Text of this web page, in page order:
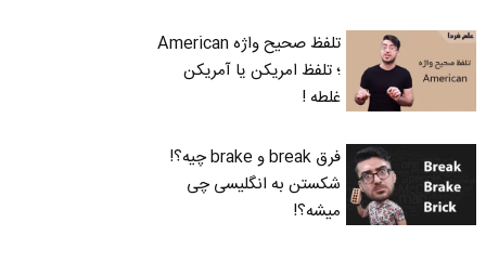
تلفظ صحیح واژه American
؛ تلفظ امریکن یا آمریکن
غلطه !
فرق break و brake چیه؟!
شکستن به انگلیسی چی
میشه؟!